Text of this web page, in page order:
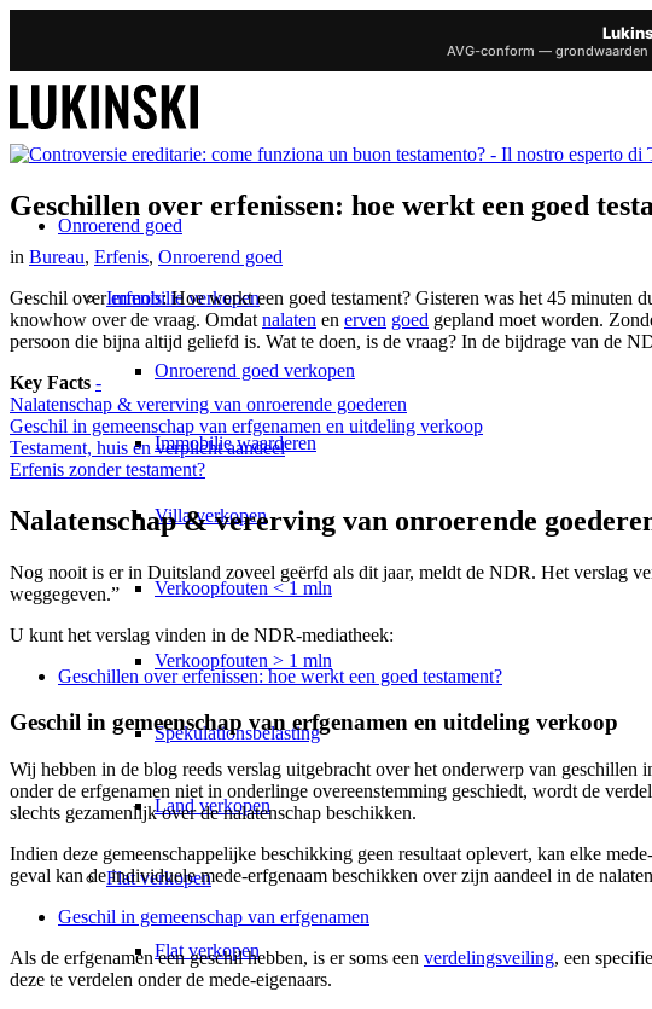
AVG-conform — grondwaarden
Onroerend goed
Immobilie verkopen
Onroerend goed verkopen
Immobilie waarderen
Villa verkopen
Verkoopfouten < 1 mln
Verkoopfouten > 1 mln
Spekulationsbelasting
Land verkopen
Flatverkopen
Flat verkopen
Geschillen over erfenissen: hoe werkt een goed
in Bureau, Erfenis, Onroerend goed
Geschil overerfenis: Hoe werkt een goed testament? Gisteren was het 45 minuten
knowhow over de vraag. Omdat nalaten en erven goed gepland moet worden.
persoon die bijna altijd geliefd is. Wat te doen, is de vraag? In de bijdrage van de
Key Facts -
Nalatenschap & vererving van onroerende goederen
Geschil in gemeenschap van erfgenamen en uitdeling verkoop
Testament, huis en verplicht aandeel
Erfenis zonder testament?
Nalatenschap & vererving van onroerende
Nog nooit is er in Duitsland zoveel geërfd als dit jaar, meldt de NDR. Het verslag
weggegeven.”
U kunt het verslag vinden in de NDR-mediatheek:
Geschillen over erfenissen: hoe werkt een goed testament?
Geschil in gemeenschap van erfgenamen en uitdeling verkoop
Wij hebben in de blog reeds verslag uitgebracht over het onderwerp van geschillen
onder de erfgenamen niet in onderlinge overeenstemming geschiedt, wordt de
slechts gezamenlijk over de nalatenschap beschikken.
Indien deze gemeenschappelijke beschikking geen resultaat oplevert, kan elke
geval kan de individuele mede-erfgenaam beschikken over zijn aandeel in de
Geschil in gemeenschap van erfgenamen
Als de erfgenamen een geschil hebben, is er soms een verdelingsveiling, een
deze te verdelen onder de mede-eigenaars.